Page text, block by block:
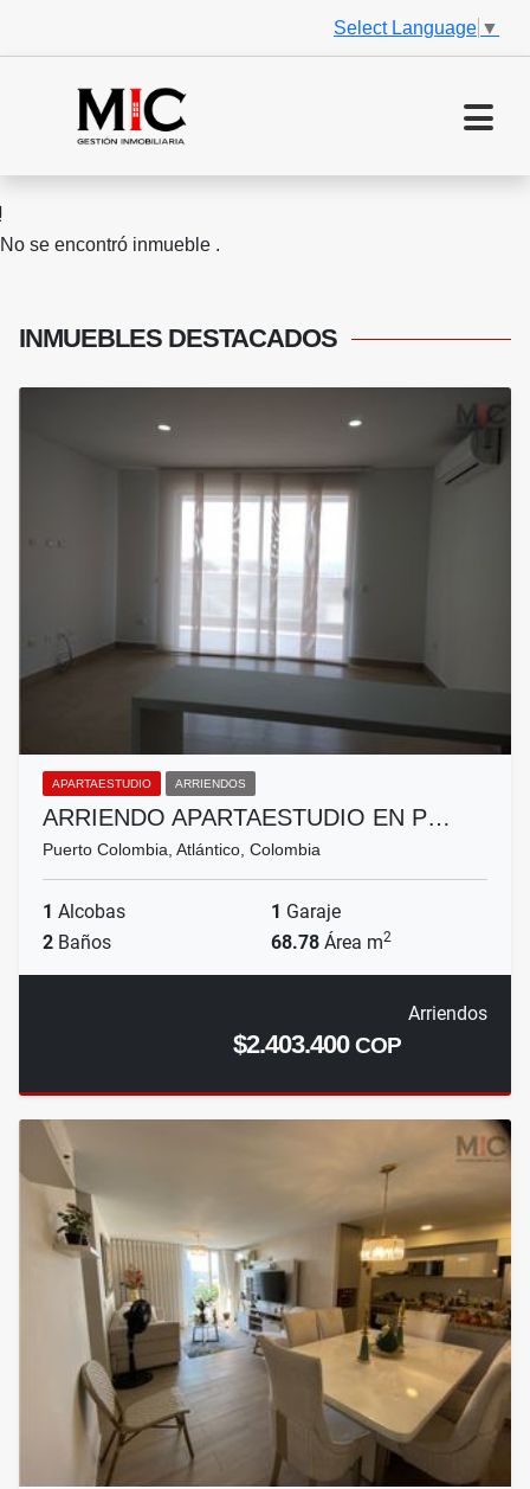
Select Language ▼
No se encontró inmueble .
INMUEBLES DESTACADOS
APARTAESTUDIO ARRIENDOS
ARRIENDO APARTAESTUDIO EN P…
Puerto Colombia, Atlántico, Colombia
1 Alcobas 1 Garaje
2 Baños 68.78 Área m2
Arriendos
$2.403.400COP